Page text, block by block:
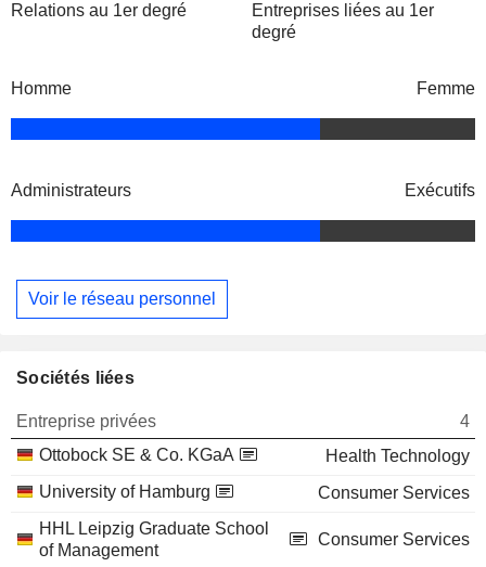
Relations au 1er degré
Entreprises liées au 1er
degré
Homme Femme
Administrateurs Exécutifs
Voir le réseau personnel
Sociétés liées
Entreprise privées
4
Ottobock SE & Co. KGaA
Health Technology
University of Hamburg
Consumer Services
HHL Leipzig Graduate School
of Management
Consumer Services